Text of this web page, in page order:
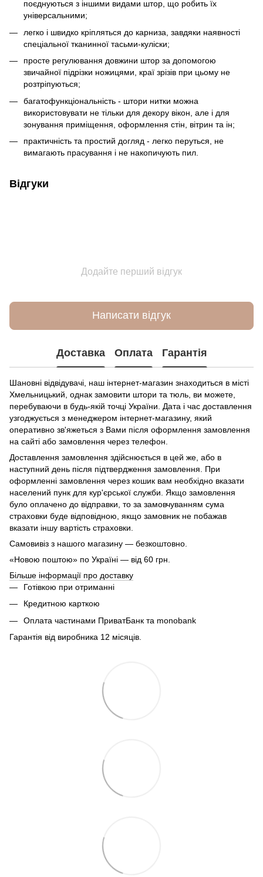
поєднуються з іншими видами штор, що робить їх
універсальними;
легко і швидко кріпляться до карниза, завдяки наявності
спеціальної тканинної тасьми-куліски;
просте регулювання довжини штор за допомогою
звичайної підрізки ножицями, краї зрізів при цьому не
розтріпуються;
багатофункціональність - штори нитки можна
використовувати не тільки для декору вікон, але і для
зонування приміщення, оформлення стін, вітрин та ін;
практичність та простий догляд - легко перуться, не
вимагають прасування і не накопичують пил.
Відгуки
Додайте перший відгук
Написати відгук
Доставка Оплата Гарантія
Шановні відвідувачі, наш інтернет-магазин знаходиться в місті
Хмельницький, однак замовити штори та тюль, ви можете,
перебуваючи в будь-якій точці України. Дата і час доставлення
узгоджується з менеджером інтернет-магазину, який
оперативно зв'яжеться з Вами після оформлення замовлення
на сайті або замовлення через телефон.
Доставлення замовлення здійснюється в цей же, або в
наступний день після підтвердження замовлення. При
оформленні замовлення через кошик вам необхідно вказати
населений пунк для кур'єрської служби. Якщо замовлення
було оплачено до відправки, то за замовчуванням сума
страховки буде відповідною, якщо замовник не побажав
вказати іншу вартість страховки.
Самовивіз з нашого магазину — безкоштовно.
«Новою поштою» по Україні — від 60 грн.
Більше інформації про доставку
Готівкою при отриманні
Кредитною карткою
Оплата частинами ПриватБанк та monobank
Гарантія від виробника 12 місяців.